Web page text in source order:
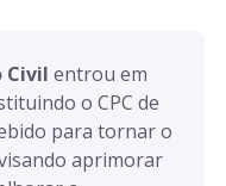
Civil entrou em
o CPC de
para tornar o
aprimorar